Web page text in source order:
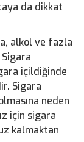
da dikkat
alkol ve fazla
içildiğinde
Sigara
neden
için sigara
kalmaktan